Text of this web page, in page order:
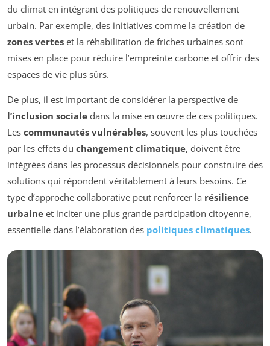
du climat en intégrant des politiques de renouvellement
urbain. Par exemple, des initiatives comme la création de
zones vertes et la réhabilitation de friches urbaines sont
mises en place pour réduire l’empreinte carbone et offrir des
espaces de vie plus sûrs.
De plus, il est important de considérer la perspective de
l’inclusion sociale dans la mise en œuvre de ces politiques.
Les communautés vulnérables, souvent les plus touchées
par les effets du changement climatique, doivent être
intégrées dans les processus décisionnels pour construire des
solutions qui répondent véritablement à leurs besoins. Ce
type d’approche collaborative peut renforcer la résilience
urbaine et inciter une plus grande participation citoyenne,
essentielle dans l’élaboration des politiques climatiques.